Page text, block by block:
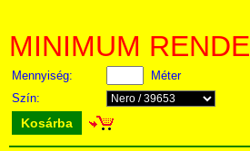
MINIMUM
Mennyiség:
Méter
Szín:
Kosárba